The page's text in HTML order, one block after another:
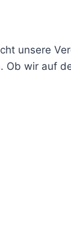
unsere
wir auf